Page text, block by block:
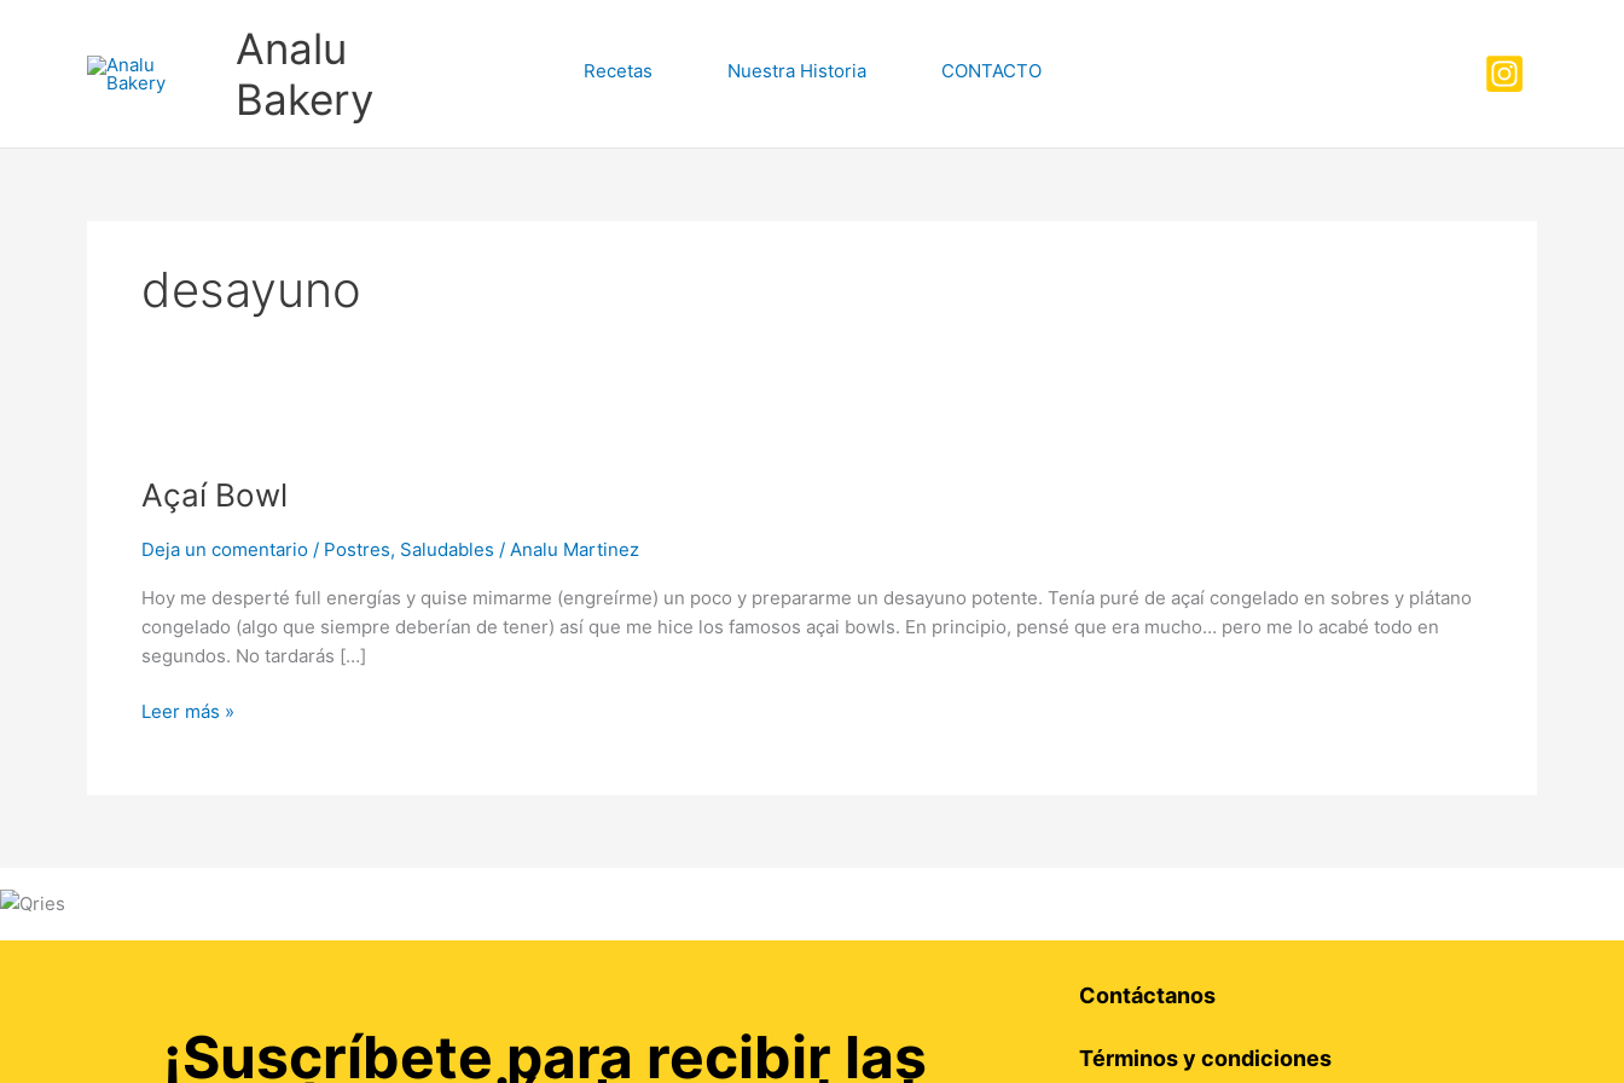
Analu
Bakery
Recetas Nuestra Historia CONTACTO
desayuno
Açaí Bowl
Deja un comentario / Postres, Saludables / Analu Martinez
Hoy me desperté full energías y quise mimarme (engreírme) un poco y prepararme un desayuno potente. Tenía puré de açaí congelado en sobres y plátano
congelado (algo que siempre deberían de tener) así que me hice los famosos açai bowls. En principio, pensé que era mucho… pero me lo acabé todo en
segundos. No tardarás […]
Leer más »
¡Suscríbete para recibir las
Contáctanos
Términos y condiciones